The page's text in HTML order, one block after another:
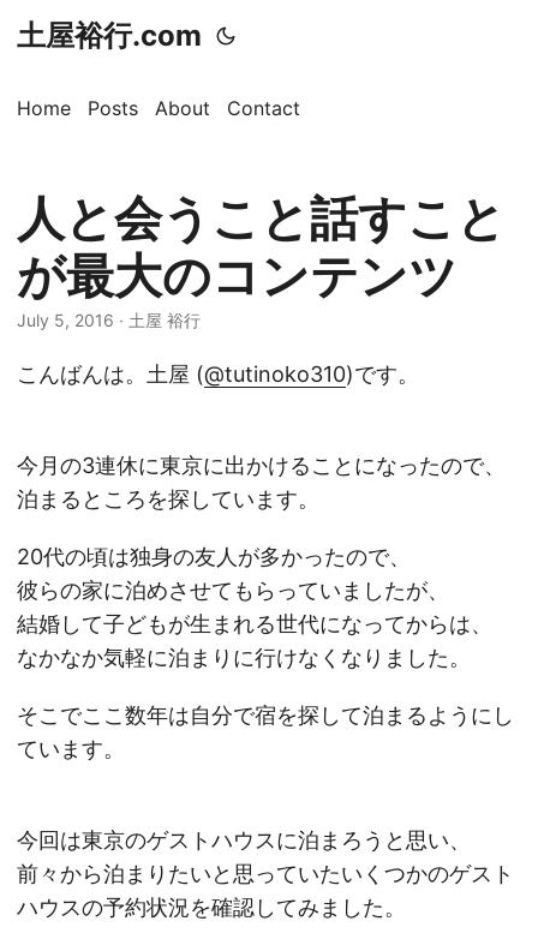
土屋裕行.com
Home Posts About Contact
人と会うこと話すこと
が最大のコンテンツ
July 5, 2016 · 土屋 裕行
こんばんは。土屋 (@tutinoko310)です。
今月の3連休に東京に出かけることになったので、
泊まるところを探しています。
20代の頃は独身の友人が多かったので、
彼らの家に泊めさせてもらっていましたが、
結婚して子どもが生まれる世代になってからは、
なかなか気軽に泊まりに行けなくなりました。
そこでここ数年は自分で宿を探して泊まるようにし
ています。
今回は東京のゲストハウスに泊まろうと思い、
前々から泊まりたいと思っていたいくつかのゲスト
ハウスの予約状況を確認してみました。